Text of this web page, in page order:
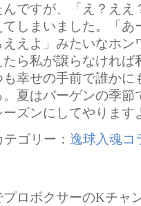
ですが、「え？ええ
しまいました。「あ
えよ」みたいなホン
ら私が譲らなければ
幸せの手前で誰かに
夏はバーゲンの季節
ズンにしてやります
ゴリー： 逸球入魂コ
ロボクサーのKチャ